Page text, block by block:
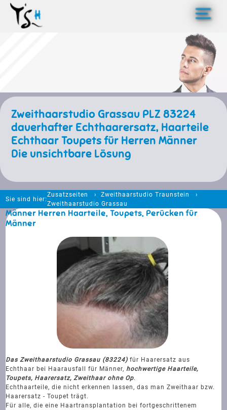
>
Zweithaarstudio Grassau PLZ 83224
dauerhafter Echthaarersatz, Haarteile
Echthaar Toupets für Herren Männer
Die unsichtbare Lösung
Sie sind hier:
Zusatzseiten
Zweithaarstudio Traunstein
Zweithaarstudio Grassau
Männer Herren Haarteile, Toupets, Perücken für
Männer
Das Zweithaarstudio Grassau (83224) für Haarersatz aus
Echthaar bei Haarausfall für Männer, hochwertige Haarteile,
Toupets, Haarersatz, Zweithaar ohne Op.
Echthaarteile, die nicht erkennen lassen, das man Zweithaar bzw.
Haarersatz - Toupet trägt.
Für alle, die eine Haartransplantation bei fortgeschrittenem